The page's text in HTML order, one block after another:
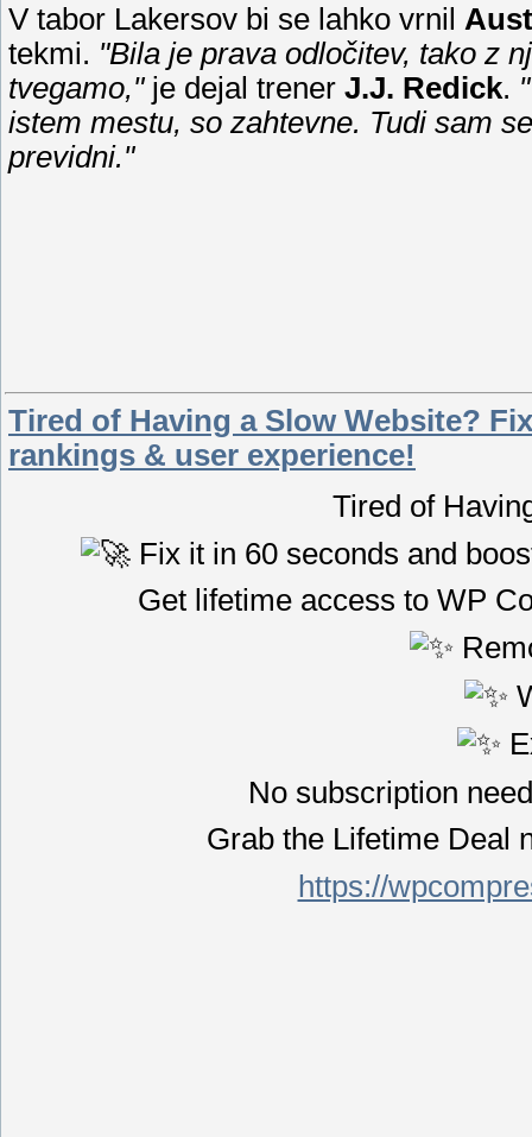
V tabor Lakersov bi se lahko vrnil
tekmi. "Bila je prava odločitev, tako z
tvegamo,"je dejal trener J.J. Redick.
istem mestu, so zahtevne. Tudi sam
previdni."
Tired of Having a Slow Website?
rankings & user experience!
Tired of
Fix it in 60 seconds and
Get lifetime access to WP
No subscription
Grab the Lifetime Deal
https://